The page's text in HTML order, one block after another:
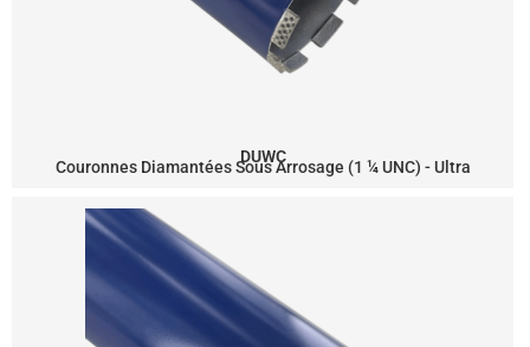
DUWC
Couronnes Diamantées Sous Arrosage (1 ¼ UNC) - Ultra